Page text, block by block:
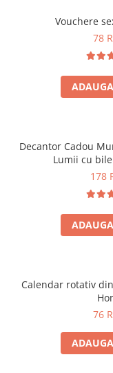
Vouchere
78
Decantor Cadou
Lumii cu
178
Calendar rotativ
76